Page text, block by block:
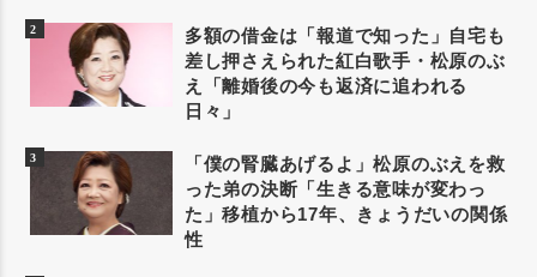
多額の借金は「報道で知った」自宅も
差し押さえられた紅白歌手・松原のぶ
え「離婚後の今も返済に追われる
日々」
「僕の腎臓あげるよ」松原のぶえを救
った弟の決断「生きる意味が変わっ
た」移植から17年、きょうだいの関係
性